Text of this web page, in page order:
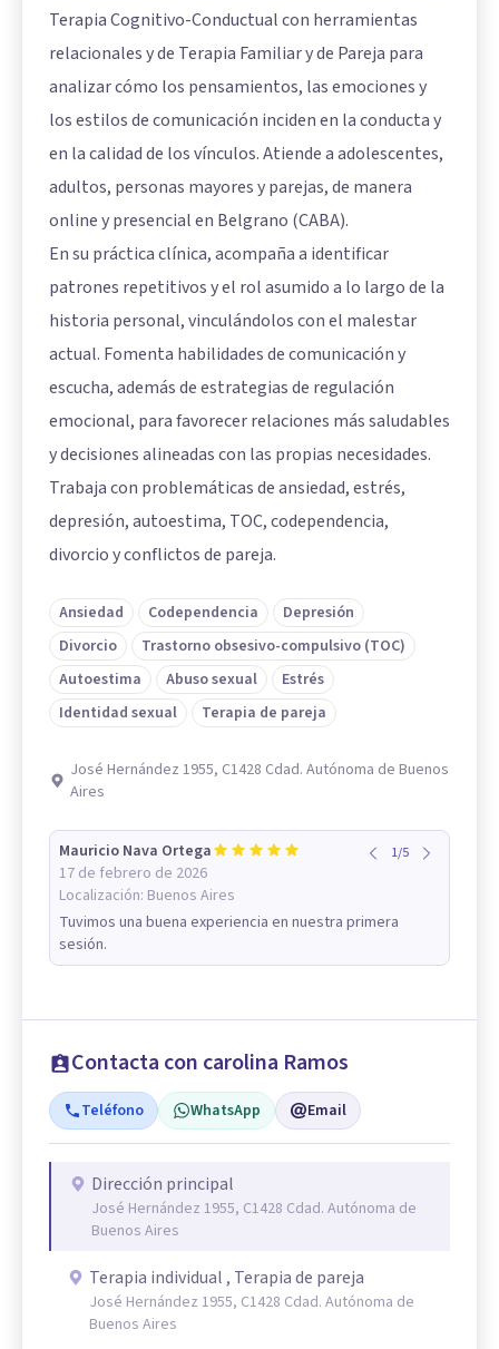
Terapia Cognitivo-Conductual con herramientas
relacionales y de Terapia Familiar y de Pareja para
analizar cómo los pensamientos, las emociones y
los estilos de comunicación inciden en la conducta y
en la calidad de los vínculos. Atiende a adolescentes,
adultos, personas mayores y parejas, de manera
online y presencial en Belgrano (CABA).
En su práctica clínica, acompaña a identificar
patrones repetitivos y el rol asumido a lo largo de la
historia personal, vinculándolos con el malestar
actual. Fomenta habilidades de comunicación y
escucha, además de estrategias de regulación
emocional, para favorecer relaciones más saludables
y decisiones alineadas con las propias necesidades.
Trabaja con problemáticas de ansiedad, estrés,
depresión, autoestima, TOC, codependencia,
divorcio y conflictos de pareja.
Ansiedad Codependencia
Depresión
Divorcio
Trastorno obsesivo-compulsivo (TOC)
Autoestima
Abuso sexual
Estrés
Identidad sexual
Terapia de pareja
José Hernández 1955, C1428 Cdad. Autónoma de Buenos
Aires
Mauricio Nava Ortega
17 de febrero de 2026
Localización: Buenos Aires
1/5
Tuvimos una buena experiencia en nuestra primera
sesión.
Contacta con carolina Ramos
Teléfono WhatsApp Email
Dirección principal
José Hernández 1955, C1428 Cdad. Autónoma de
Buenos Aires
Terapia individual , Terapia de pareja
José Hernández 1955, C1428 Cdad. Autónoma de
Buenos Aires